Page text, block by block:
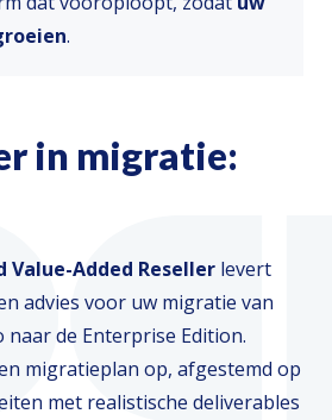
.
in migratie:
Value-Added Reseller levert
advies voor uw migratie van
naar de Enterprise Edition.
migratieplan op, afgestemd op
met realistische deliverables